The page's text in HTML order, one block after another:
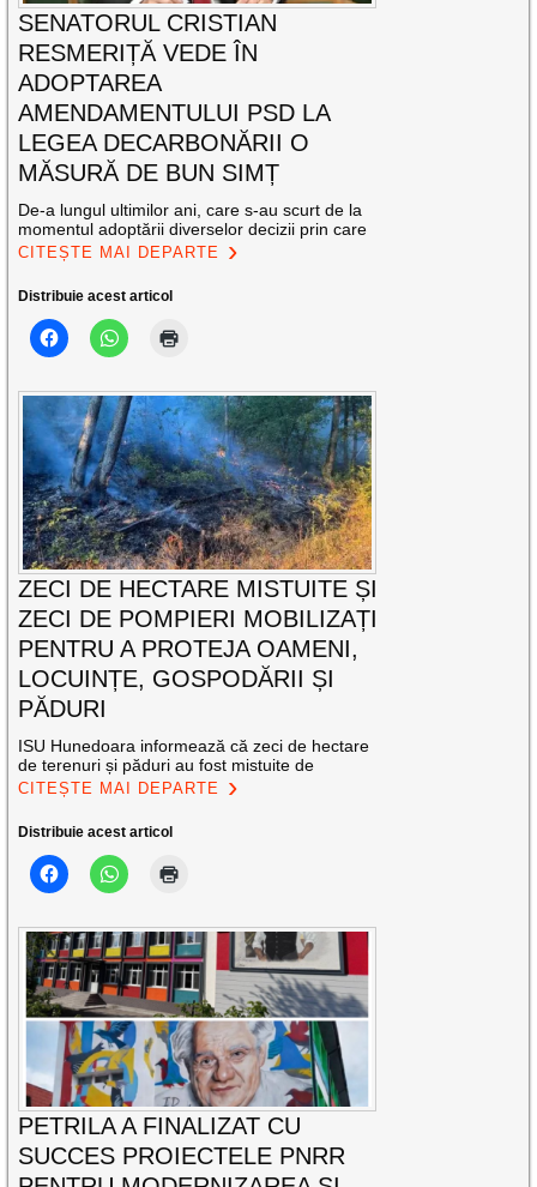
SENATORUL CRISTIAN
RESMERIȚĂ VEDE ÎN
ADOPTAREA
AMENDAMENTULUI PSD LA
LEGEA DECARBONĂRII O
MĂSURĂ DE BUN SIMȚ
De-a lungul ultimilor ani, care s-au scurt de la
momentul adoptării diverselor decizii prin care
CITEȘTE MAI DEPARTE
Distribuie acest articol
ZECI DE HECTARE MISTUITE ȘI
ZECI DE POMPIERI MOBILIZAȚI
PENTRU A PROTEJA OAMENI,
LOCUINȚE, GOSPODĂRII ȘI
PĂDURI
ISU Hunedoara informează că zeci de hectare
de terenuri și păduri au fost mistuite de
CITEȘTE MAI DEPARTE
Distribuie acest articol
PETRILA A FINALIZAT CU
SUCCES PROIECTELE PNRR